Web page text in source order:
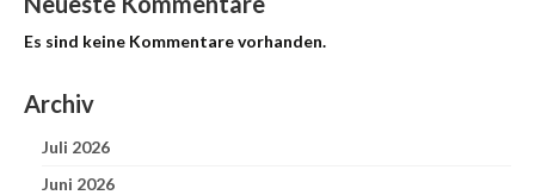
Es sind keine Kommentare vorhanden.
Archiv
Juli 2026
Juni 2026